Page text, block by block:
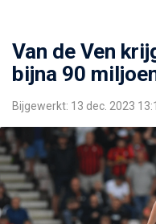
Van de Ven
bijna 90
Bijgewerkt: 13 dec. 2023